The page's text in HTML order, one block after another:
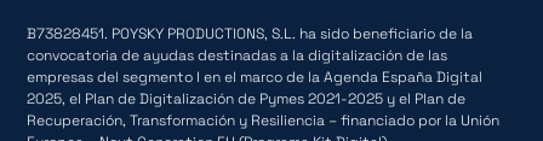
B73828451. POYSKY PRODUCTIONS, S.L. ha sido beneficiario de la
convocatoria de ayudas destinadas a la digitalización de las
empresas del segmento I en el marco de la Agenda España Digital
2025, el Plan de Digitalización de Pymes 2021-2025 y el Plan de
Recuperación, Transformación y Resiliencia – financiado por la Unión